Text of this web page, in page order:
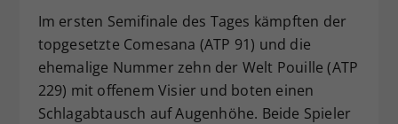
Im ersten Semifinale des Tages kämpften der
topgesetzte Comesana (ATP 91) und die
ehemalige Nummer zehn der Welt Pouille (ATP
229) mit offenem Visier und boten einen
Schlagabtausch auf Augenhöhe. Beide Spieler